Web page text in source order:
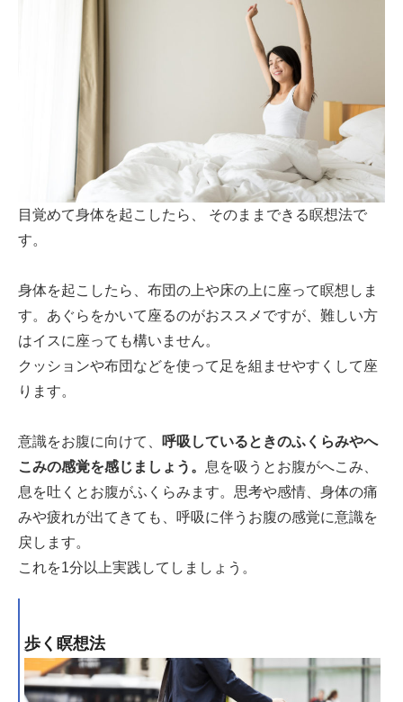
目覚めて身体を起こしたら、 そのままできる瞑想法で
す。
身体を起こしたら、布団の上や床の上に座って瞑想しま
す。あぐらをかいて座るのがおススメですが、難しい方
はイスに座っても構いません。
クッションや布団などを使って足を組ませやすくして座
ります。
意識をお腹に向けて、
呼吸しているときのふくらみやへ
こみの感覚を感じましょう。 息を吸うとお腹がへこみ、
息を吐くとお腹がふくらみます。思考や感情、身体の痛
みや疲れが出てきても、呼吸に伴うお腹の感覚に意識を
戻します。
これを1分以上実践してしましょう。
歩く瞑想法